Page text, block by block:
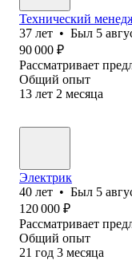
Технический
37 лет • Был 5
90 000 ₽
Рассматривает
Общий опыт
13 лет 2 месяца
Электрик
40 лет • Был 5
120 000 ₽
Рассматривает
Общий опыт
21 год 3 месяца